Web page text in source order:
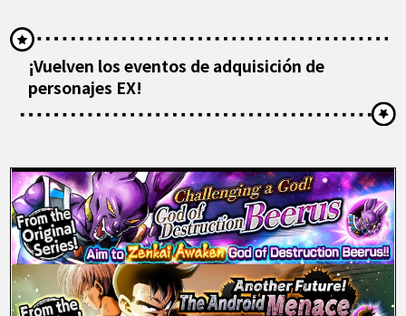
¡Vuelven los eventos de adquisición de
personajes EX!